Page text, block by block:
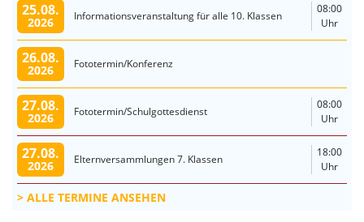
25.08.
2026 Informationsveranstaltung für alle 10. Klassen
08:00
Uhr
26.08.
2026 Fototermin/Konferenz
27.08.
2026 Fototermin/Schulgottesdienst
08:00
Uhr
27.08.
2026 Elternversammlungen 7. Klassen
18:00
Uhr
ALLE TERMINE ANSEHEN